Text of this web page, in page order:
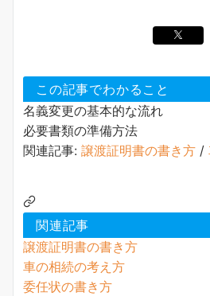
この記事でわかること
名義変更の基本的な流れ
必要書類の準備方法
関連記事: 譲渡証明書の書き方 /
関連記事
譲渡証明書の書き方
車の相続の考え方
委任状の書き方